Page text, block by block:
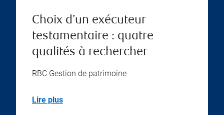
Choix d’un exécuteur
testamentaire : quatre
qualités à rechercher
RBC Gestion de patrimoine
Lire plus